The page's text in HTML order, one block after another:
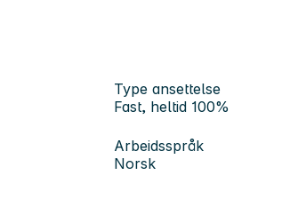
Type ansettelse
Fast, heltid 100%
Arbeidsspråk
Norsk